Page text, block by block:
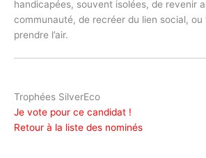
handicapées, souvent isolées, de revenir
communauté, de recréer du lien social,
prendre l’air.
Trophées SilverEco
Je vote pour ce candidat !
Retour à la liste des nominés